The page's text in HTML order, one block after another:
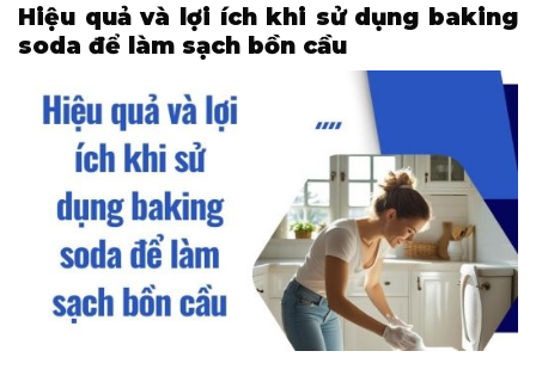
Hiệu quả và lợi ích khi sử dụng baking
soda để làm sạch bồn cầu